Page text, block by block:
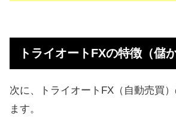
トライオートFXの特徴（儲
次に、トライオートFX（自動売買
ます。